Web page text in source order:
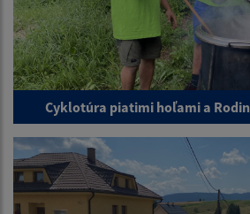
Cyklotúra piatimi hoľami a